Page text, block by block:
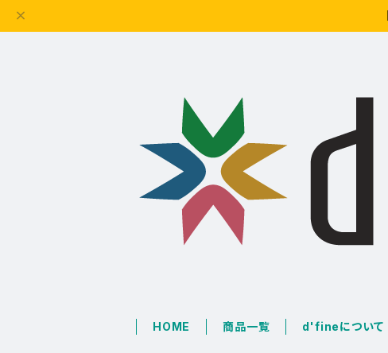
HOME 商品一覧 d'fineについて